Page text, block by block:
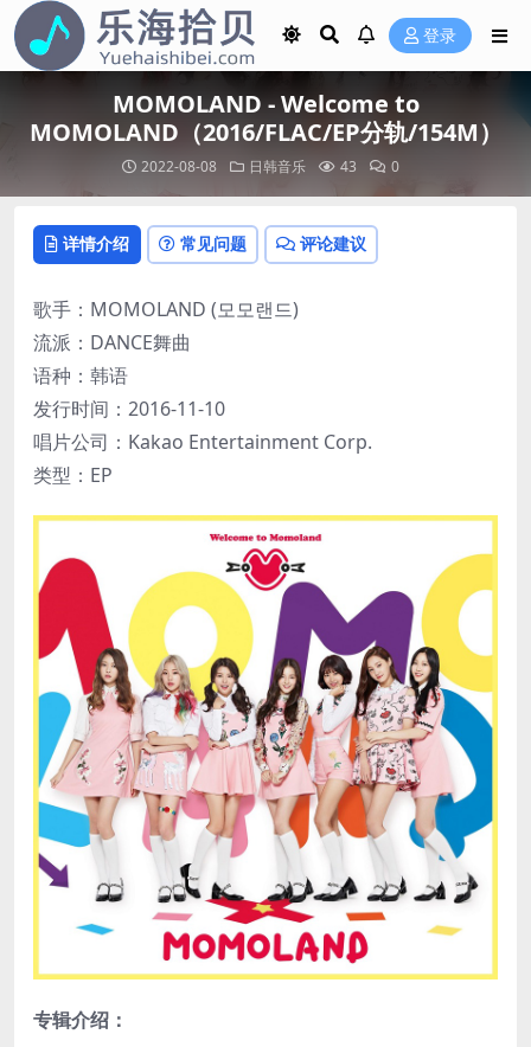
登录
MOMOLAND - Welcome to
MOMOLAND（2016/FLAC/EP分轨/154M）
2022-08-08 日韩音乐 43 0
详情介绍 常见问题 评论建议
歌手：MOMOLAND (모모랜드)
流派：DANCE舞曲
语种：韩语
发行时间：2016-11-10
唱片公司：Kakao Entertainment Corp.
类型：EP
专辑介绍：